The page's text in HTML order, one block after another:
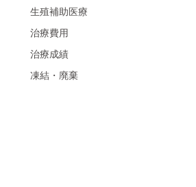
生殖補助医療
治療費用
治療成績
凍結・廃棄